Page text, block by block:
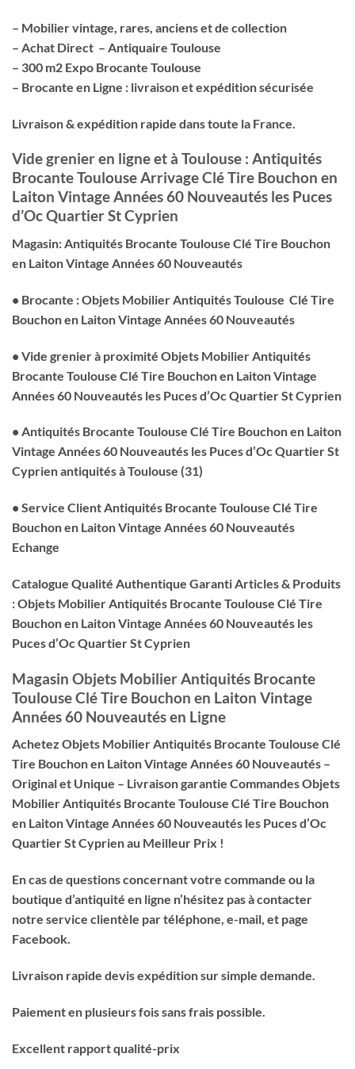
– Mobilier vintage, rares, anciens et de collection
– Achat Direct – Antiquaire Toulouse
– 300 m2 Expo Brocante Toulouse
– Brocante en Ligne : livraison et expédition sécurisée
Livraison & expédition rapide dans toute la France.
Vide grenier en ligne et à Toulouse : Antiquités
Brocante Toulouse Arrivage Clé Tire Bouchon en
Laiton Vintage Années 60 Nouveautés les Puces
d’Oc Quartier St Cyprien
Magasin: Antiquités Brocante Toulouse Clé Tire Bouchon
en Laiton Vintage Années 60 Nouveautés
• Brocante : Objets Mobilier Antiquités Toulouse Clé Tire
Bouchon en Laiton Vintage Années 60 Nouveautés
• Vide grenier à proximité Objets Mobilier Antiquités
Brocante Toulouse Clé Tire Bouchon en Laiton Vintage
Années 60 Nouveautés les Puces d’Oc Quartier St Cyprien
• Antiquités Brocante Toulouse Clé Tire Bouchon en Laiton
Vintage Années 60 Nouveautés les Puces d’Oc Quartier St
Cyprien antiquités à Toulouse (31)
• Service Client Antiquités Brocante Toulouse Clé Tire
Bouchon en Laiton Vintage Années 60 Nouveautés
Echange
Catalogue Qualité Authentique Garanti Articles & Produits
: Objets Mobilier Antiquités Brocante Toulouse Clé Tire
Bouchon en Laiton Vintage Années 60 Nouveautés les
Puces d’Oc Quartier St Cyprien
Magasin Objets Mobilier Antiquités Brocante
Toulouse Clé Tire Bouchon en Laiton Vintage
Années 60 Nouveautés en Ligne
Achetez Objets Mobilier Antiquités Brocante Toulouse Clé
Tire Bouchon en Laiton Vintage Années 60 Nouveautés –
Original et Unique – Livraison garantie Commandes Objets
Mobilier Antiquités Brocante Toulouse Clé Tire Bouchon
en Laiton Vintage Années 60 Nouveautés les Puces d’Oc
Quartier St Cyprien au Meilleur Prix !
En cas de questions concernant votre commande ou la
boutique d’antiquité en ligne n’hésitez pas à contacter
notre service clientèle par téléphone, e-mail, et page
Facebook.
Livraison rapide devis expédition sur simple demande.
Paiement en plusieurs fois sans frais possible.
Excellent rapport qualité-prix